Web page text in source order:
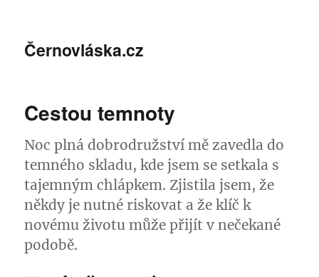
Černovláska.cz
Cestou temnoty
Noc plná dobrodružství mě zavedla do
temného skladu, kde jsem se setkala s
tajemným chlápkem. Zjistila jsem, že
někdy je nutné riskovat a že klíč k
novému životu může přijít v nečekané
podobě.